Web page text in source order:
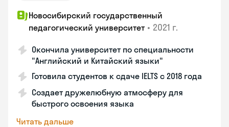
Новосибирский государственный
педагогический университет • 2021 г.
Окончила университет по специальности
"Английский и Китайский языки"
Готовила студентов к сдаче IELTS с 2018 года
Создает дружелюбную атмосферу для
быстрого освоения языка
Читать дальше